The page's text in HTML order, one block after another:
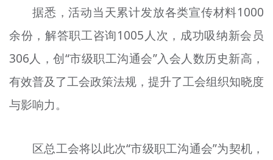
据悉，活动当天累计发放各类宣传材料1000
余份，解答职工咨询1005人次，成功吸纳新会员
306人，创“市级职工沟通会”入会人数历史新高，
有效普及了工会政策法规，提升了工会组织知晓度
与影响力。
区总工会将以此次“市级职工沟通会”为契机，